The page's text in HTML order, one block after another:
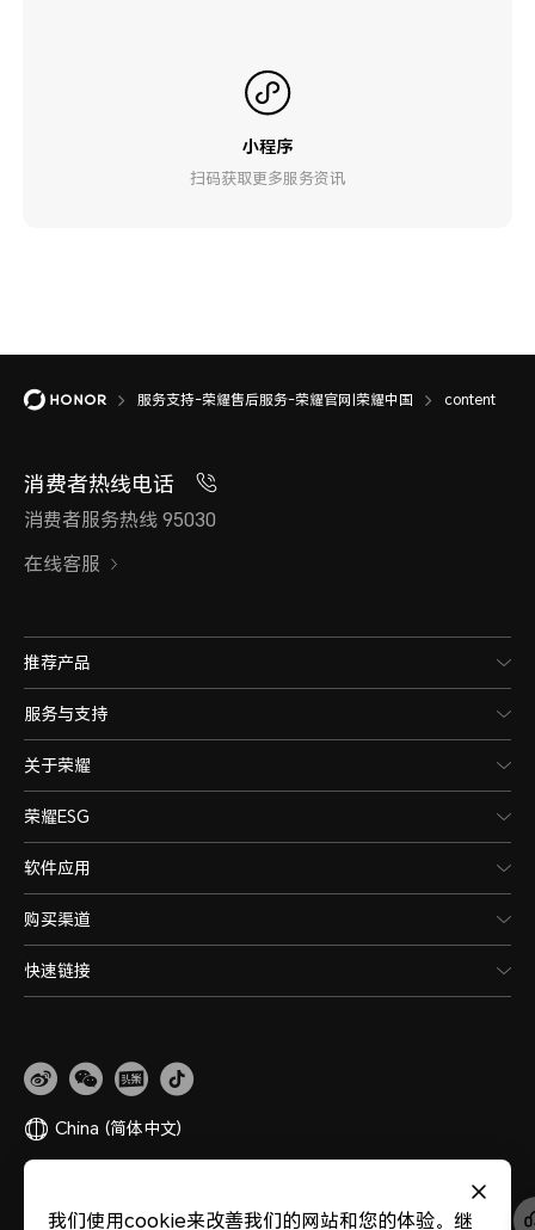
小程序
扫码获取更多服务资讯
服务支持-荣耀售后服务-荣耀官网|荣耀中国 content
消费者热线电话
消费者服务热线 95030
在线客服
推荐产品
服务与支持
关于荣耀
荣耀ESG
软件应用
购买渠道
快速链接
China (简体中文)
我们使用cookie来改善我们的网站和您的体验。继